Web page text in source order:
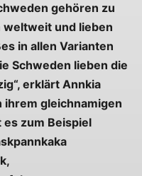
gehören zu
und lieben
in allen Varianten
Schweden lieben die
erklärt Annkia
ihrem gleichnamigen
zum Beispiel